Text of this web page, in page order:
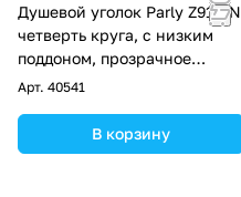
Душевой уголок Parly Z9111N
четверть круга, с низким
поддоном, прозрачное
стекло, хром
Арт. 40541
В корзину